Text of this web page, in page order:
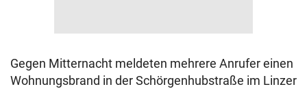
Gegen Mitternacht meldeten mehrere Anrufer einen
Wohnungsbrand in der Schörgenhubstraße im Linzer